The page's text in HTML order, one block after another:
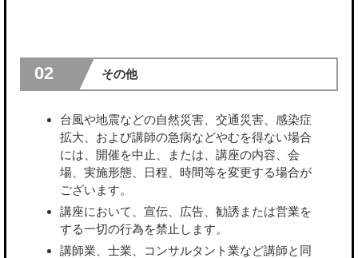
02 その他
台風や地震などの自然災害、交通災害、感染症
拡大、および講師の急病などやむを得ない場合
には、開催を中止、または、講座の内容、会
場、実施形態、日程、時間等を変更する場合が
ございます。
講座において、宣伝、広告、勧誘または営業を
する一切の行為を禁止します。
講師業、士業、コンサルタント業など講師と同